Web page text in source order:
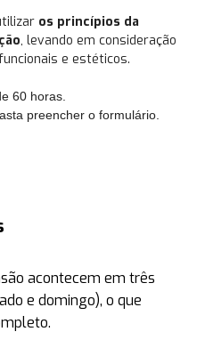
os princípios da
, levando em consideração
e estéticos.
60 horas.
preencher o formulário.
acontecem em três
e domingo), o que